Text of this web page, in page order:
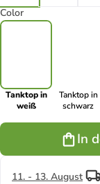
Color
Tanktop in
weiß
Tanktop in
schwarz
In
11. - 13. August